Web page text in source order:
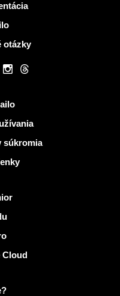
otázky
Instagram
Threads
súkromia
Cloud